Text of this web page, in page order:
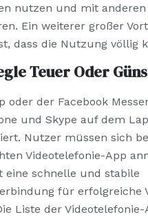
nutzen und mit
Ein weiterer großer
dass die Nutzung völlig
Teuer Oder
oder der Facebook
und Skype auf dem
Nutzer müssen sich
Videotelefonie-App
eine schnelle und stabile
für erfolgreiche
Liste der